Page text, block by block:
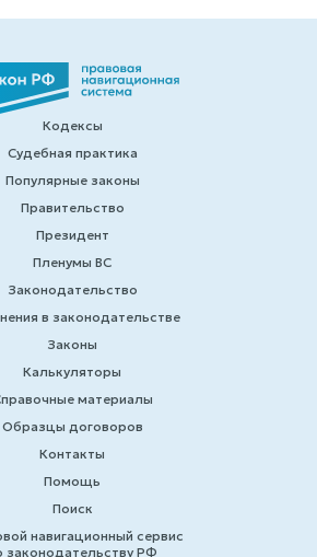
Кодексы
Судебная практика
Популярные законы
Правительство
Президент
Пленумы ВС
Законодательство
в законодательстве
Законы
Калькуляторы
материалы
Образцы договоров
Контакты
Помощь
Поиск
навигационный сервис
законодательству РФ